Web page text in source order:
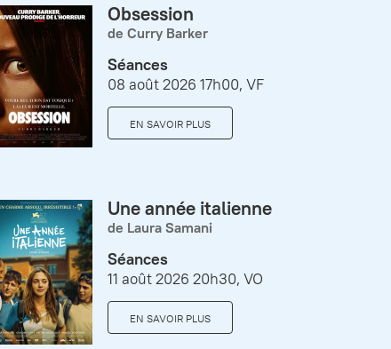
Obsession
de Curry Barker
Séances
08 août 2026 17h00, VF
EN SAVOIR PLUS
Une année italienne
de Laura Samani
Séances
11 août 2026 20h30, VO
EN SAVOIR PLUS